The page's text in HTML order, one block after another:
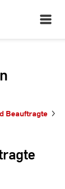
Open
Main
Beauftragte